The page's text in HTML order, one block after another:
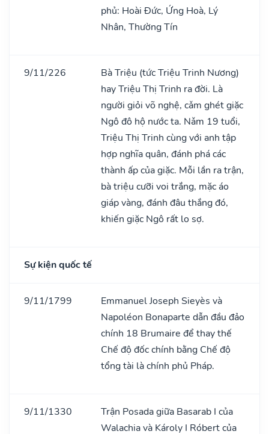
phủ: Hoài Đức, Ứng Hoà, Lý
Nhân, Thường Tín
9/11/226
Bà Triệu (tức Triệu Trinh Nương)
hay Triệu Thị Trinh ra đời. Là
người giỏi võ nghệ, cǎm ghét giặc
Ngô đô hộ nước ta. Nǎm 19 tuổi,
Triệu Thị Trinh cùng với anh tập
hợp nghĩa quân, đánh phá các
thành ấp của giặc. Mỗi lần ra trận,
bà triệu cưỡi voi trắng, mặc áo
giáp vàng, đánh đâu thắng đó,
khiến giặc Ngô rất lo sợ.
Sự kiện quốc tế
9/11/1799
Emmanuel Joseph Sieyès và
Napoléon Bonaparte dẫn đầu đảo
chính 18 Brumaire để thay thế
Chế độ đốc chính bằng Chế độ
tổng tài là chính phủ Pháp.
9/11/1330
Trận Posada giữa Basarab I của
Walachia và Károly I Róbert của